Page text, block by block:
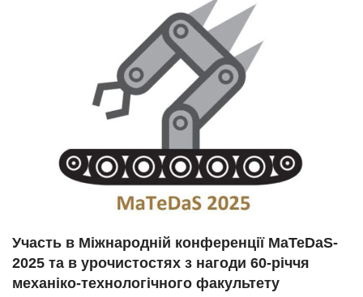
Участь в Міжнародній конференції MaTeDaS-
2025 та в урочистостях з нагоди 60-річчя
механіко-технологічного факультету